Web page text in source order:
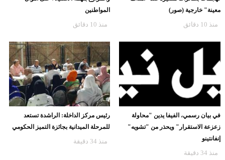
معينة" خارجية (صور)
منذ 10 دقائق
المواطنين
منذ 10 دقائق
في بيان رسمي، الفيفا يدين "محاولة
زعزعة الاستقرار" ويحذر من "تشويه"
إنفانتينو
منذ 34 دقيقة
رئيس مركز الداخلة: الراشدة تستعد
للمرحلة الميدانية بجائزة التميز الحكومي
منذ 34 دقيقة